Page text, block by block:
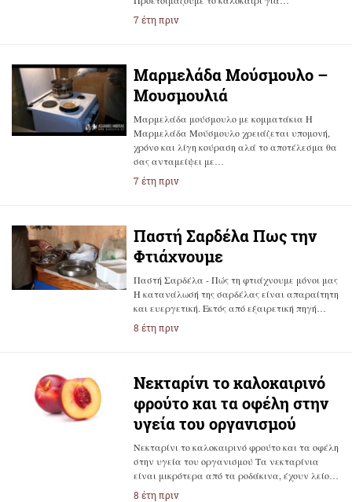
7 έτη πριν
Μαρμελάδα Μούσμουλο –
Μουσμουλιά
Μαρμελάδα μούσμουλο με κομματάκια Η
Μαρμελάδα Μούσμουλο χρειάζεται υπομονή,
χρόνο και λίγη κούραση αλά το αποτέλεσμα θα
σας ανταμείψει με…
7 έτη πριν
Παστή Σαρδέλα Πως την
Φτιάχνουμε
Παστή Σαρδέλα - Πώς τη φτιάχνουμε μόνοι μας
Η κατανάλωσή της σαρδέλας είναι απαραίτητη
και ευεργετική. Εκτός από εξαιρετική πηγή…
8 έτη πριν
Νεκταρίνι το καλοκαιρινό
φρούτο και τα οφέλη στην
υγεία του οργανισμού
Νεκταρίνι το καλοκαιρινό φρούτο και τα οφέλη
στην υγεία του οργανισμού Τα νεκταρίνια
είναι μικρότερα από τα ροδάκινα, έχουν λείο…
8 έτη πριν